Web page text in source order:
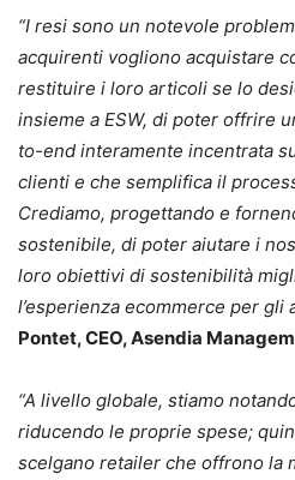
“I resi sono un notevole
acquirenti vogliono acquistare
restituire i loro articoli se lo
insieme a ESW, di poter offrire
to-end interamente incentrata
clienti e che semplifica il
Crediamo, progettando e
sostenibile, di poter aiutare i
loro obiettivi di sostenibilità
l’esperienza ecommerce per gli
Pontet, CEO, Asendia
“A livello globale, stiamo
riducendo le proprie spese;
scelgano retailer che offrono la